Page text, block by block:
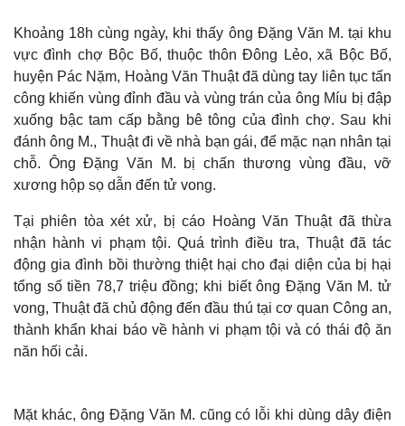
Khoảng 18h cùng ngày, khi thấy ông Đặng Văn M. tại khu
vực đình chợ Bộc Bố, thuộc thôn Đông Lẻo, xã Bộc Bố,
huyện Pác Nặm, Hoàng Văn Thuật đã dùng tay liên tục tấn
công khiến vùng đỉnh đầu và vùng trán của ông Míu bị đập
xuống bậc tam cấp bằng bê tông của đình chợ. Sau khi
đánh ông M., Thuật đi về nhà bạn gái, để mặc nạn nhân tại
chỗ. Ông Đặng Văn M. bị chấn thương vùng đầu, vỡ
xương hộp sọ dẫn đến tử vong.
Tại phiên tòa xét xử, bị cáo Hoàng Văn Thuật đã thừa
nhận hành vi phạm tội. Quá trình điều tra, Thuật đã tác
động gia đình bồi thường thiệt hại cho đại diện của bị hại
tổng số tiền 78,7 triệu đồng; khi biết ông Đặng Văn M. tử
vong, Thuật đã chủ động đến đầu thú tại cơ quan Công an,
thành khẩn khai báo về hành vi phạm tội và có thái độ ăn
năn hối cải.
Mặt khác, ông Đặng Văn M. cũng có lỗi khi dùng dây điện